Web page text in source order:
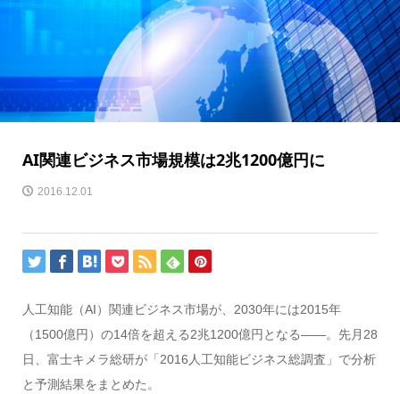
AI関連ビジネス市場規模は2兆1200億円に
2016.12.01
人工知能（AI）関連ビジネス市場が、2030年には2015年
（1500億円）の14倍を超える2兆1200億円となる――。先月28
日、富士キメラ総研が「2016人工知能ビジネス総調査」で分析
と予測結果をまとめた。